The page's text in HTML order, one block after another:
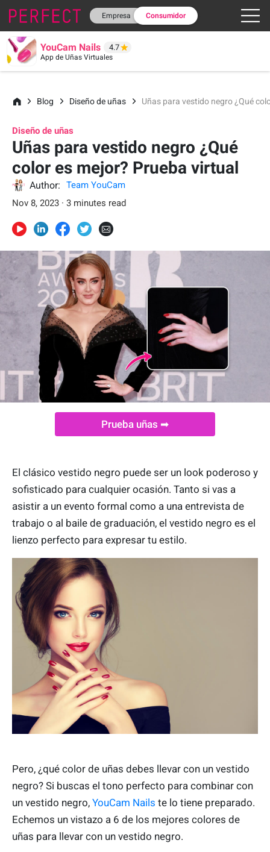
Empresa Consumidor
YouCam Nails 4.7
App de Uñas Virtuales
Blog Diseño de uñas Uñas para vestido negro ¿Qué
Diseño de uñas
Uñas para vestido negro ¿Qué
color es mejor? Prueba virtual
Author:
Team YouCam
Nov 8, 2023 · 3 minutes read
Prueba uñas ➡
El clásico vestido negro puede ser un look poderoso y
sofisticado para cualquier ocasión. Tanto si vas a
asistir a un evento formal como a una entrevista de
trabajo o al baile de graduación, el vestido negro es el
lienzo perfecto para expresar tu estilo.
Pero, ¿qué color de uñas debes llevar con un vestido
negro? Si buscas el tono perfecto para combinar con
un vestido negro, YouCam Nails te lo tiene preparado.
Echemos un vistazo a 6 de los mejores colores de
uñas para llevar con un vestido negro.